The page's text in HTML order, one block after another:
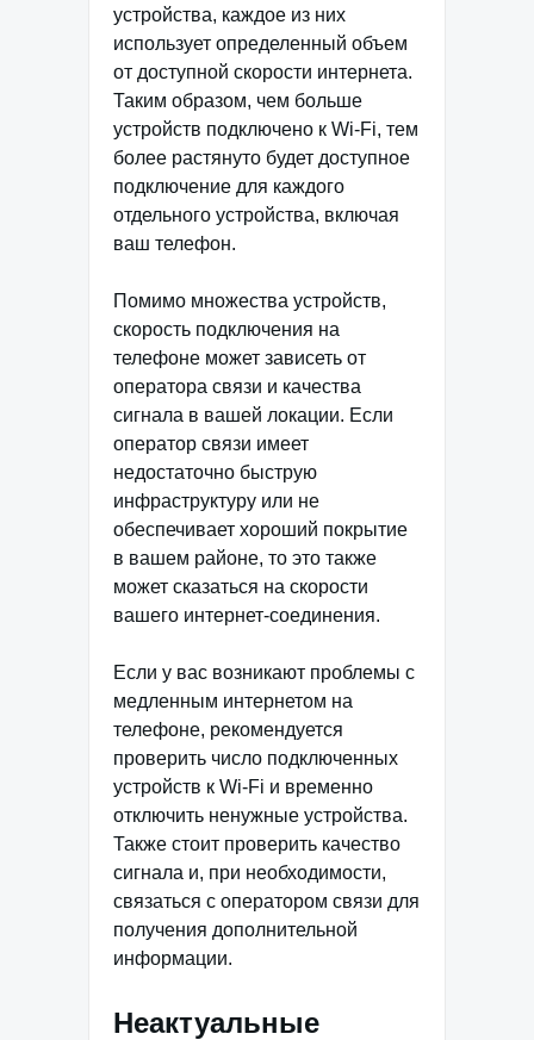
устройства, каждое из них
использует определенный объем
от доступной скорости интернета.
Таким образом, чем больше
устройств подключено к Wi-Fi, тем
более растянуто будет доступное
подключение для каждого
отдельного устройства, включая
ваш телефон.
Помимо множества устройств,
скорость подключения на
телефоне может зависеть от
оператора связи и качества
сигнала в вашей локации. Если
оператор связи имеет
недостаточно быструю
инфраструктуру или не
обеспечивает хороший покрытие
в вашем районе, то это также
может сказаться на скорости
вашего интернет-соединения.
Если у вас возникают проблемы с
медленным интернетом на
телефоне, рекомендуется
проверить число подключенных
устройств к Wi-Fi и временно
отключить ненужные устройства.
Также стоит проверить качество
сигнала и, при необходимости,
связаться с оператором связи для
получения дополнительной
информации.
Неактуальные